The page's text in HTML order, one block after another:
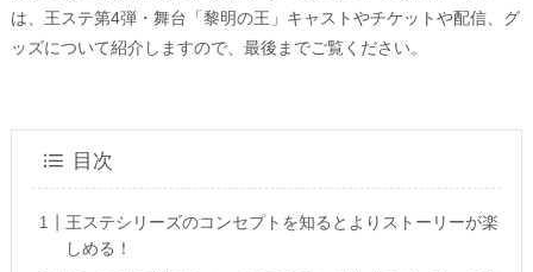
は、王ステ第4弾・舞台「黎明の王」キャストやチケットや配信、グ
ッズについて紹介しますので、最後までご覧ください。
目次
王ステシリーズのコンセプトを知るとよりストーリーが楽
しめる！